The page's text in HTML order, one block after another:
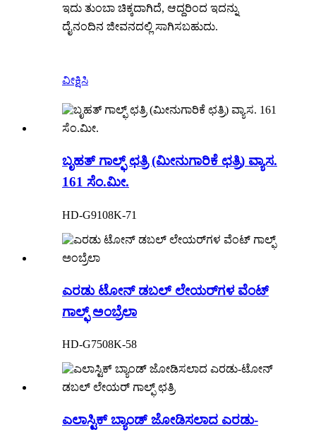
ಇದು ತುಂಬಾ ಚಿಕ್ಕದಾಗಿದೆ, ಆದ್ದರಿಂದ ಇದನ್ನು
ದೈನಂದಿನ ಜೀವನದಲ್ಲಿ ಸಾಗಿಸಬಹುದು.
ವೀಕ್ಷಿಸಿ
ಬೃಹತ್ ಗಾಲ್ಫ್ ಛತ್ರಿ (ಮೀನುಗಾರಿಕೆ ಛತ್ರಿ) ವ್ಯಾಸ.
161 ಸೆಂ.ಮೀ.
HD-G9108K-71
ಎರಡು ಟೋನ್ ಡಬಲ್ ಲೇಯರ್‌ಗಳ ವೆಂಟ್
ಗಾಲ್ಫ್ ಅಂಬ್ರೆಲಾ
HD-G7508K-58
ಎಲಾಸ್ಟಿಕ್ ಬ್ಯಾಂಡ್ ಜೋಡಿಸಲಾದ ಎರಡು-